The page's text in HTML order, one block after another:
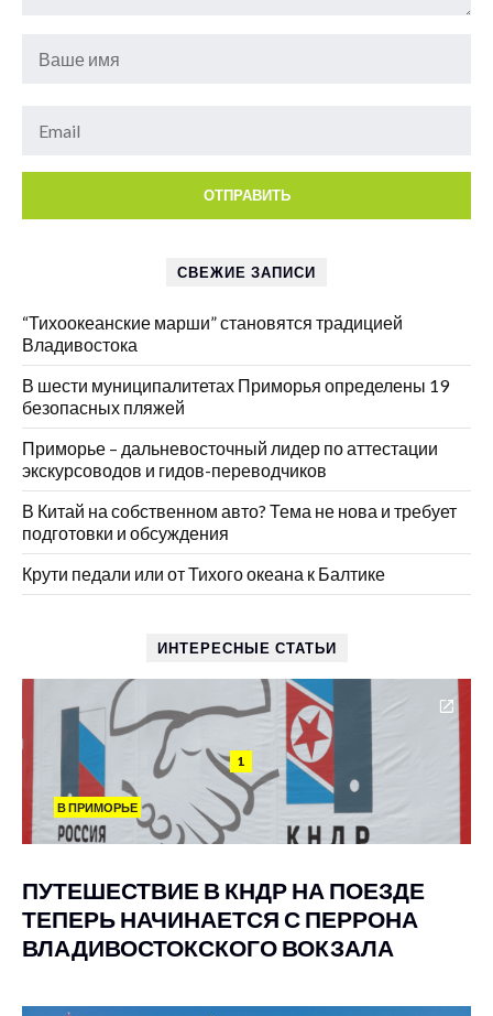
СВЕЖИЕ ЗАПИСИ
“Тихоокеанские марши” становятся традицией
Владивостока
В шести муниципалитетах Приморья определены 19
безопасных пляжей
Приморье – дальневосточный лидер по аттестации
экскурсоводов и гидов-переводчиков
В Китай на собственном авто? Тема не нова и требует
подготовки и обсуждения
Крути педали или от Тихого океана к Балтике
ИНТЕРЕСНЫЕ СТАТЬИ
1
В ПРИМОРЬЕ
ПУТЕШЕСТВИЕ В КНДР НА ПОЕЗДЕ
ТЕПЕРЬ НАЧИНАЕТСЯ С ПЕРРОНА
ВЛАДИВОСТОКСКОГО ВОКЗАЛА